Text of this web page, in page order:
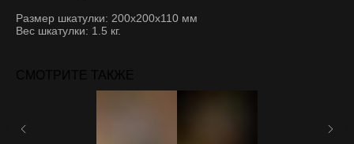
Размер шкатулки: 200x200x110 мм
Вес шкатулки: 1.5 кг.